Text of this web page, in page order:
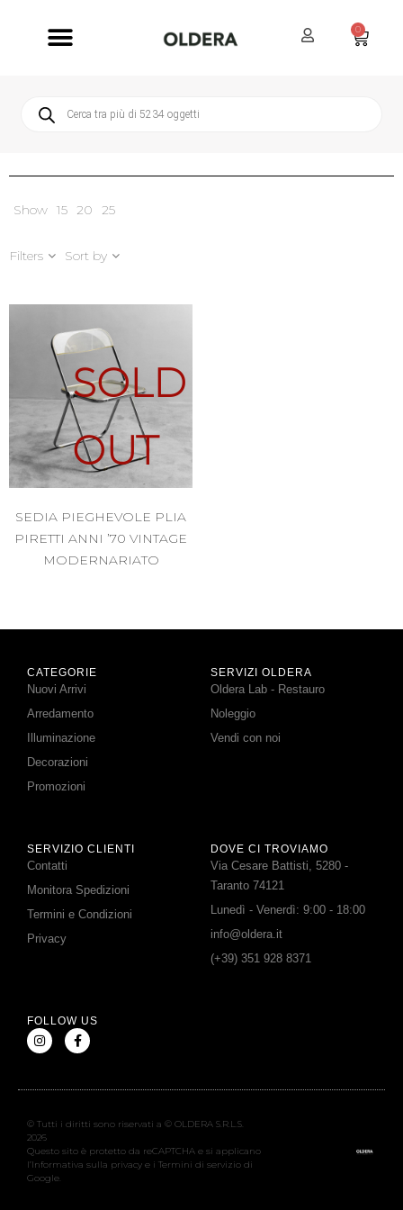
0
Show 15 20 25
Filters Sort by
SOLD
OUT
SEDIA PIEGHEVOLE PLIA
PIRETTI ANNI ’70 VINTAGE
MODERNARIATO
CATEGORIE
Nuovi Arrivi
Arredamento
Illuminazione
Decorazioni
Promozioni
SERVIZI OLDERA
Oldera Lab - Restauro
Noleggio
Vendi con noi
SERVIZIO CLIENTI
Contatti
Monitora Spedizioni
Termini e Condizioni
Privacy
DOVE CI TROVIAMO
Via Cesare Battisti, 5280 -
Taranto 74121
Lunedì - Venerdì: 9:00 - 18:00
info@oldera.it
(+39) 351 928 8371
FOLLOW US
© Tutti i diritti sono riservati a © OLDERA S.R.L.S.
2026
Questo sito è protetto da reCAPTCHA e si applicano
l’Informativa sulla privacy e i Termini di servizio di
Google.